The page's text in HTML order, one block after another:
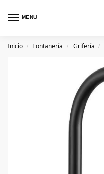
MENU
Inicio / Fontanería / Grifería /